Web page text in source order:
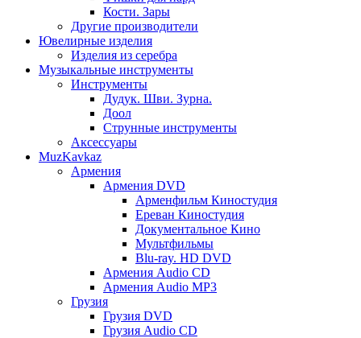
Кости. Зары
Другие производители
Ювелирные изделия
Изделия из серебра
Музыкальные инструменты
Инструменты
Дудук. Шви. Зурна.
Доол
Струнные инструменты
Аксессуары
MuzKavkaz
Армения
Армения DVD
Арменфильм Киностудия
Ереван Киностудия
Документальное Кино
Мультфильмы
Blu-ray. HD DVD
Армения Audio CD
Армения Audio MP3
Грузия
Грузия DVD
Грузия Audio CD